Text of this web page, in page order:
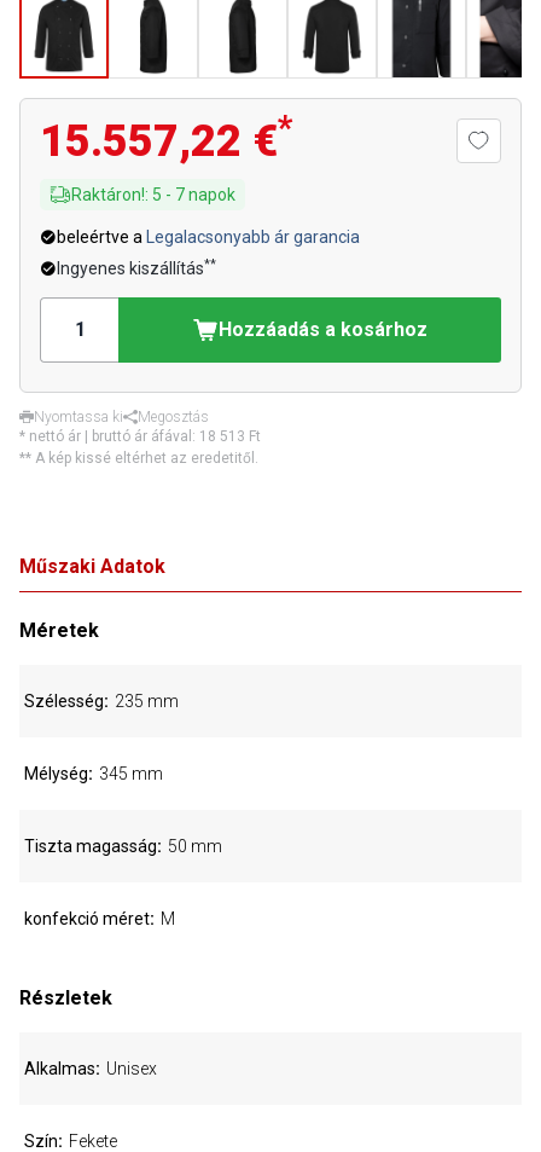
15.557,22 €*
Raktáron!: 5 - 7napok
beleértve a
Legalacsonyabb ár garancia
Ingyenes kiszállítás**
Hozzáadás a kosárhoz
Nyomtassa ki
Megosztás
* nettó ár | bruttó ár áfával: 18 513 Ft
** A kép kissé eltérhet az eredetitől.
Műszaki Adatok
Méretek
Szélesség 235 mm
Mélység 345 mm
Tiszta magasság 50 mm
konfekció méret M
Részletek
Alkalmas Unisex
Szín Fekete